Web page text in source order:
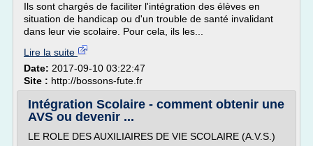
Ils sont chargés de faciliter l'intégration des élèves en
situation de handicap ou d'un trouble de santé invalidant
dans leur vie scolaire. Pour cela, ils les...
Lire la suite
Date: 2017-09-10 03:22:47
Site : http://bossons-fute.fr
Intégration Scolaire - comment obtenir une
AVS ou devenir ...
LE ROLE DES AUXILIAIRES DE VIE SCOLAIRE (A.V.S.)